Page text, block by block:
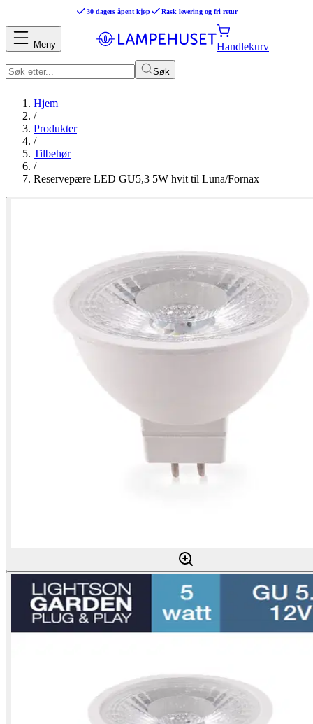
30 dagers åpent kjøp Rask levering og fri retur
Søk
Handlekurv
Meny
Hjem
/
Produkter
/
Tilbehør
/
Reservepære LED GU5,3 5W hvit til Luna/Fornax